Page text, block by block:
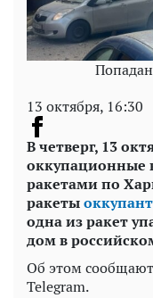
13 октября, 16:30
В четверг, 13
оккупационные
ракетами по
ракеты
одна из ракет
дом в
Об этом
Telegram.